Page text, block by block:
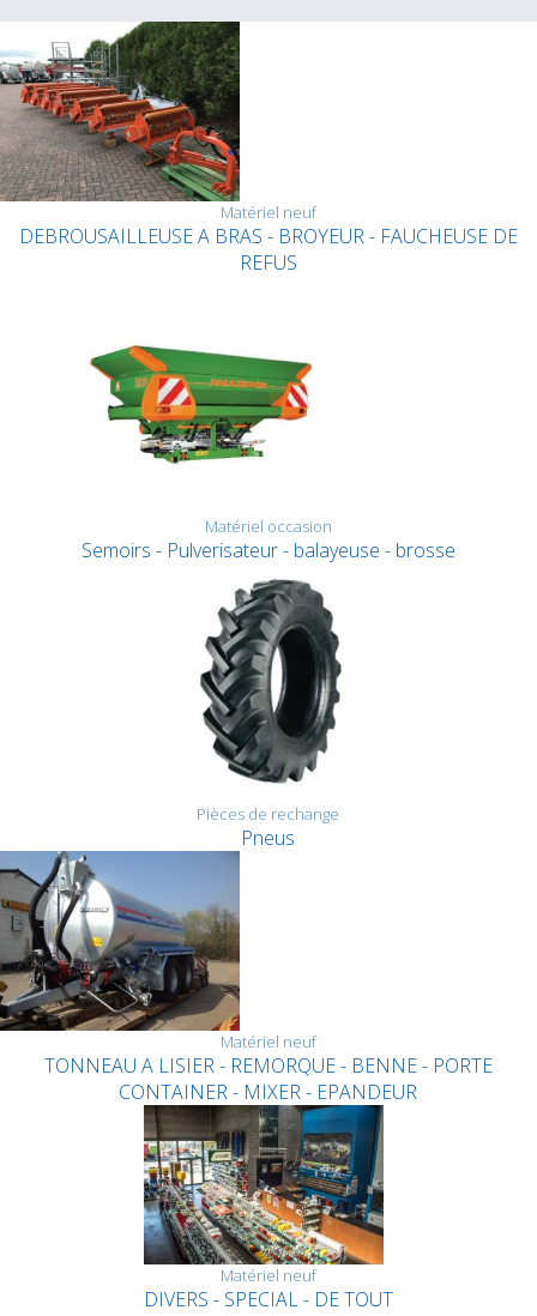
Matériel neuf
DEBROUSAILLEUSE A BRAS - BROYEUR - FAUCHEUSE DE
REFUS
Matériel occasion
Semoirs - Pulverisateur - balayeuse - brosse
Pièces de rechange
Pneus
Matériel neuf
TONNEAU A LISIER - REMORQUE - BENNE - PORTE
CONTAINER - MIXER - EPANDEUR
Matériel neuf
DIVERS - SPECIAL - DE TOUT